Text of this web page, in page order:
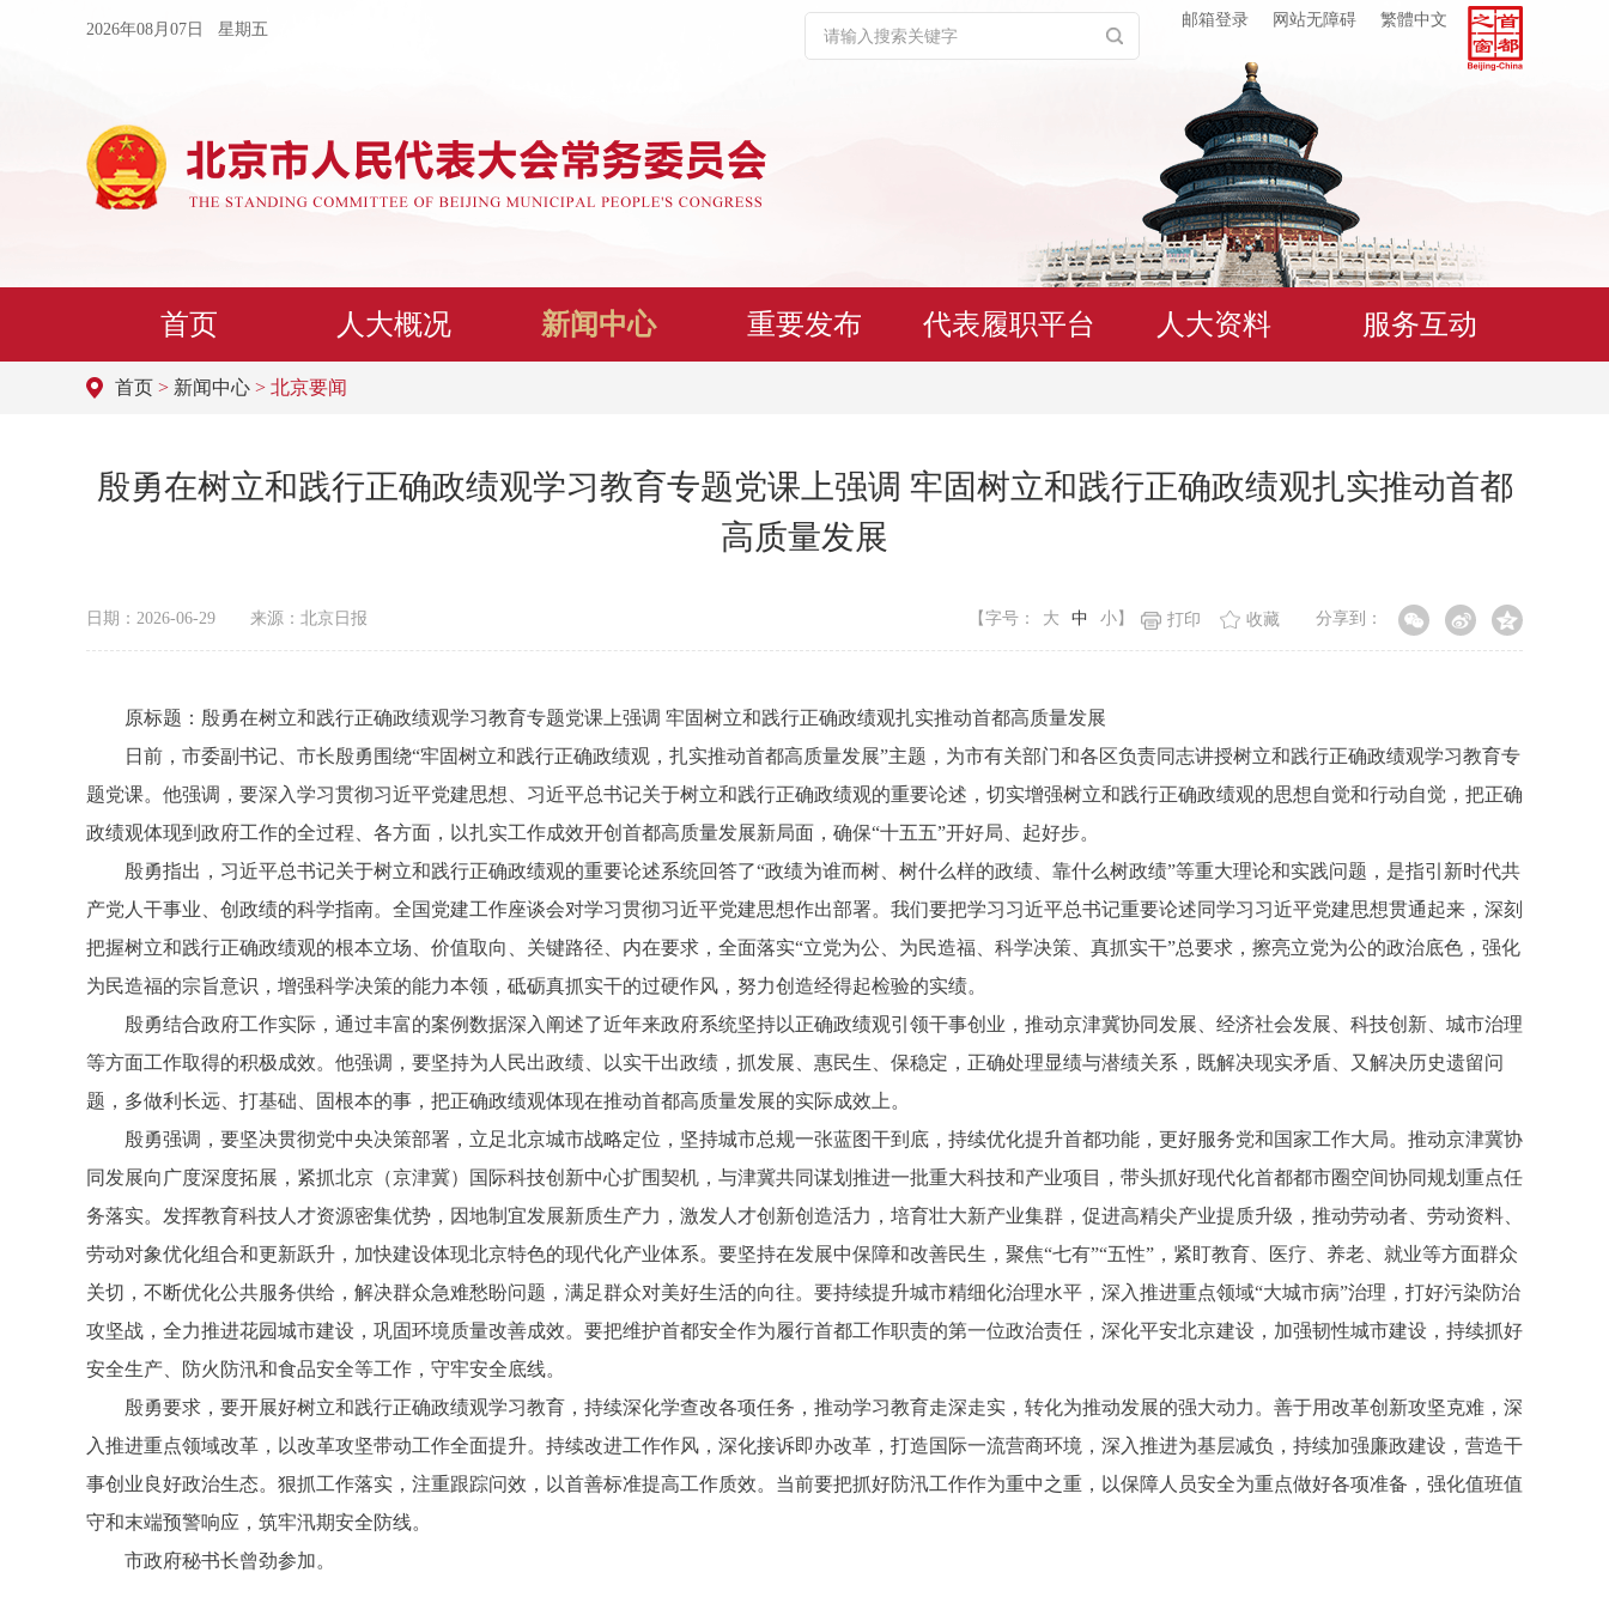
2026年08月07日 星期五
邮箱登录 网站无障碍 繁體中文
首页 人大概况 新闻中心 重要发布 代表履职平台 人大资料 服务互动
首页 > 新闻中心 > 北京要闻
殷勇在树立和践行正确政绩观学习教育专题党课上强调 牢固树立和践行正确政绩观扎实推动首都
高质量发展
日期：2026-06-29 来源：北京日报 分享到：
【字号： 大 中 小 】 收藏
打印
原标题：殷勇在树立和践行正确政绩观学习教育专题党课上强调 牢固树立和践行正确政绩观扎实推动首都高质量发展
日前，市委副书记、市长殷勇围绕“牢固树立和践行正确政绩观，扎实推动首都高质量发展”主题，为市有关部门和各区负责同志讲授树立和践行正确政绩观学习教育专
题党课。他强调，要深入学习贯彻习近平党建思想、习近平总书记关于树立和践行正确政绩观的重要论述，切实增强树立和践行正确政绩观的思想自觉和行动自觉，把正确
政绩观体现到政府工作的全过程、各方面，以扎实工作成效开创首都高质量发展新局面，确保“十五五”开好局、起好步。
殷勇指出，习近平总书记关于树立和践行正确政绩观的重要论述系统回答了“政绩为谁而树、树什么样的政绩、靠什么树政绩”等重大理论和实践问题，是指引新时代共
产党人干事业、创政绩的科学指南。全国党建工作座谈会对学习贯彻习近平党建思想作出部署。我们要把学习习近平总书记重要论述同学习习近平党建思想贯通起来，深刻
把握树立和践行正确政绩观的根本立场、价值取向、关键路径、内在要求，全面落实“立党为公、为民造福、科学决策、真抓实干”总要求，擦亮立党为公的政治底色，强化
为民造福的宗旨意识，增强科学决策的能力本领，砥砺真抓实干的过硬作风，努力创造经得起检验的实绩。
殷勇结合政府工作实际，通过丰富的案例数据深入阐述了近年来政府系统坚持以正确政绩观引领干事创业，推动京津冀协同发展、经济社会发展、科技创新、城市治理
等方面工作取得的积极成效。他强调，要坚持为人民出政绩、以实干出政绩，抓发展、惠民生、保稳定，正确处理显绩与潜绩关系，既解决现实矛盾、又解决历史遗留问
题，多做利长远、打基础、固根本的事，把正确政绩观体现在推动首都高质量发展的实际成效上。
殷勇强调，要坚决贯彻党中央决策部署，立足北京城市战略定位，坚持城市总规一张蓝图干到底，持续优化提升首都功能，更好服务党和国家工作大局。推动京津冀协
同发展向广度深度拓展，紧抓北京（京津冀）国际科技创新中心扩围契机，与津冀共同谋划推进一批重大科技和产业项目，带头抓好现代化首都都市圈空间协同规划重点任
务落实。发挥教育科技人才资源密集优势，因地制宜发展新质生产力，激发人才创新创造活力，培育壮大新产业集群，促进高精尖产业提质升级，推动劳动者、劳动资料、
劳动对象优化组合和更新跃升，加快建设体现北京特色的现代化产业体系。要坚持在发展中保障和改善民生，聚焦“七有”“五性”，紧盯教育、医疗、养老、就业等方面群众
关切，不断优化公共服务供给，解决群众急难愁盼问题，满足群众对美好生活的向往。要持续提升城市精细化治理水平，深入推进重点领域“大城市病”治理，打好污染防治
攻坚战，全力推进花园城市建设，巩固环境质量改善成效。要把维护首都安全作为履行首都工作职责的第一位政治责任，深化平安北京建设，加强韧性城市建设，持续抓好
安全生产、防火防汛和食品安全等工作，守牢安全底线。
殷勇要求，要开展好树立和践行正确政绩观学习教育，持续深化学查改各项任务，推动学习教育走深走实，转化为推动发展的强大动力。善于用改革创新攻坚克难，深
入推进重点领域改革，以改革攻坚带动工作全面提升。持续改进工作作风，深化接诉即办改革，打造国际一流营商环境，深入推进为基层减负，持续加强廉政建设，营造干
事创业良好政治生态。狠抓工作落实，注重跟踪问效，以首善标准提高工作质效。当前要把抓好防汛工作作为重中之重，以保障人员安全为重点做好各项准备，强化值班值
守和末端预警响应，筑牢汛期安全防线。
市政府秘书长曾劲参加。